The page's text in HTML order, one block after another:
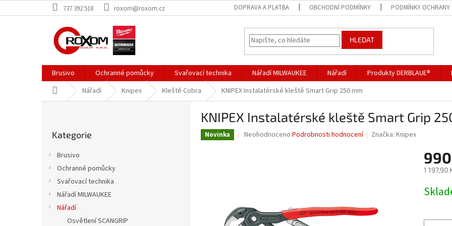
na
737 392 518 roxom@roxom.cz DOPRAVA A PLATBA OBCHODNÍ PODMÍNKY PODMÍNKY OCHRANY
HLEDAT
Brusivo Ochranné pomůcky Svařovací technika Nářadí MILWAUKEE Nářadí Produkty DERBLAUE®
Domů Nářadí Knipex Kleště Cobra KNIPEX Instalatérské kleště Smart Grip 250 mm
kategorie
Kategorie
Brusivo
Ochranné pomůcky
Svařovací technika
Nářadí MILWAUKEE
Nářadí
Osvětlení SCANGRIP
KNIPEX Instalatérské kleště Smart Grip
Novinka
Průměrné
Neohodnoceno Podrobnosti hodnocení Značka:Knipex
1 197,90
cena: